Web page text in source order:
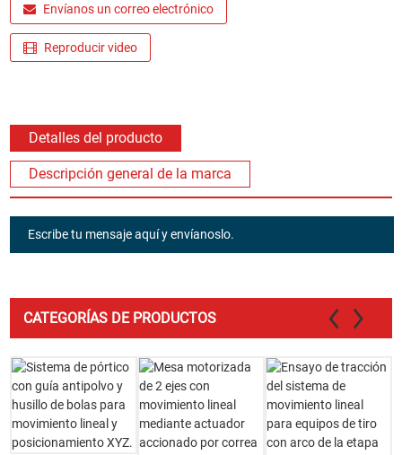
Envíanos un correo electrónico
Reproducir video
Detalles del producto
Descripción general de la marca
Escribe tu mensaje aquí y envíanoslo.
CATEGORÍAS DE PRODUCTOS